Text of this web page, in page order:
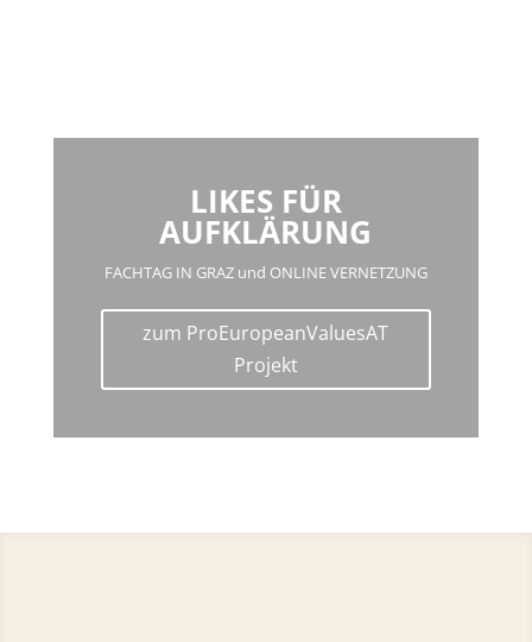
LIKES FÜR
AUFKLÄRUNG
FACHTAG IN GRAZ und ONLINE VERNETZUNG
zum ProEuropeanValuesAT
Projekt